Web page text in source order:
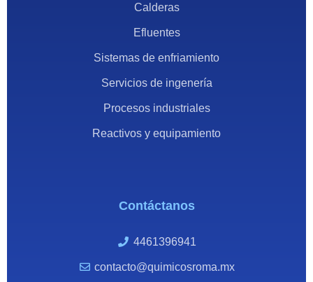
Calderas
Efluentes
Sistemas de enfriamiento
Servicios de ingenería
Procesos industriales
Reactivos y equipamiento
Contáctanos
4461396941
contacto@quimicosroma.mx